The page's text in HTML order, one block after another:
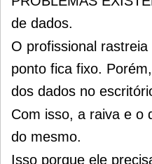
de dados.
O profissional
ponto fica fixo.
dos dados no
Com isso, a raiva e o
do mesmo.
Isso porque ele